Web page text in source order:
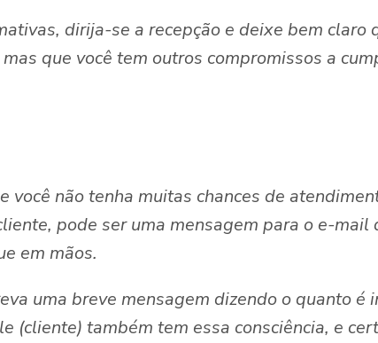
dirija-se a recepção e deixe bem claro
que você tem outros compromissos a
você não tenha muitas chances de
pode ser uma mensagem para o e-
em mãos.
uma breve mensagem dizendo o quanto é
(cliente) também tem essa consciência, e